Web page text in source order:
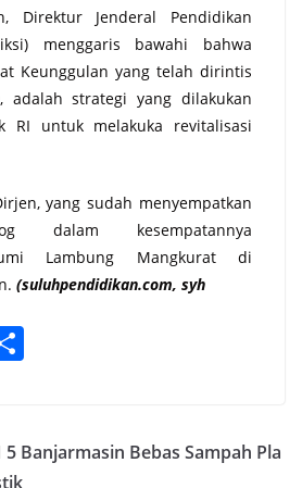
Direktur Jenderal Pendidikan
menggaris bawahi bahwa
Keunggulan yang telah dirintis
adalah strategi yang dilakukan
RI untuk melakuka revitalisasi
yang sudah menyempatkan
dalam kesempatannya
Lambung Mangkurat di
(suluhpendidikan.com, syh
e
Banjarmasin Bebas Sampah Pla